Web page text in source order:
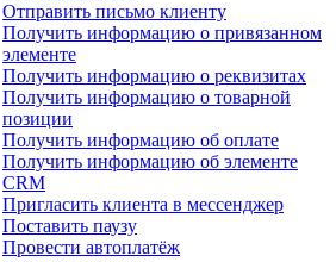
Отправить письмо клиенту
Получить информацию о привязанном
элементе
Получить информацию о реквизитах
Получить информацию о товарной
позиции
Получить информацию об оплате
Получить информацию об элементе
CRM
Пригласить клиента в мессенджер
Поставить паузу
Провести автоплатёж